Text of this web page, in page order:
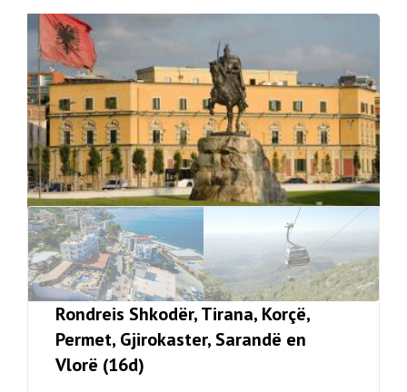
Rondreis Shkodër, Tirana, Korçë,
Permet, Gjirokaster, Sarandë en
Vlorë (16d)